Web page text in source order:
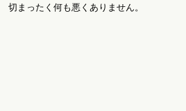
切まったく何も悪くありません。